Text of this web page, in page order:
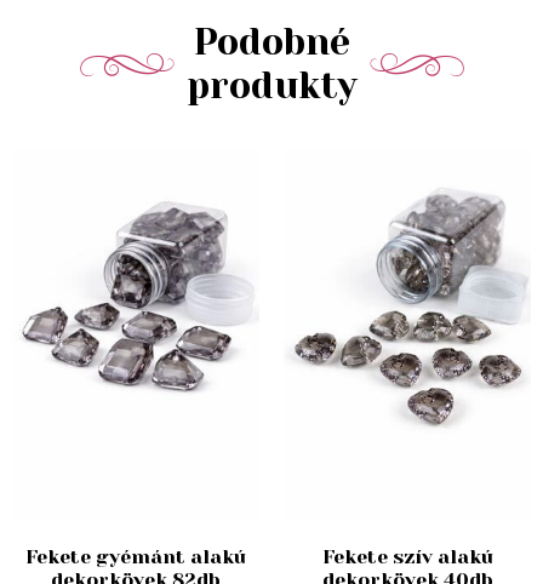
Podobné
produkty
Fekete gyémánt alakú
Fekete szív alakú